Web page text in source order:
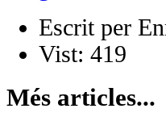
Escrit per
Vist: 419
Més articles...